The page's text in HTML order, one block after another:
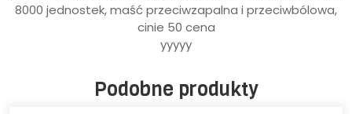
8000 jednostek, maść przeciwzapalna i przeciwbólowa,
cinie 50 cena
yyyyy
Podobne produkty